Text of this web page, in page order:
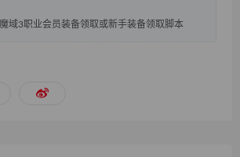
魔域3职业会员装备领取或新手装备领取脚本